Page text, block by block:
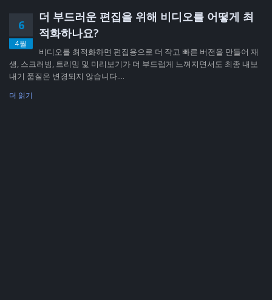
6
4월
더 부드러운 편집을 위해 비디오를 어떻게 최
적화하나요?
비디오를 최적화하면 편집용으로 더 작고 빠른 버전을 만들어 재
생, 스크러빙, 트리밍 및 미리보기가 더 부드럽게 느껴지면서도 최종 내보
내기 품질은 변경되지 않습니다....
더 읽기